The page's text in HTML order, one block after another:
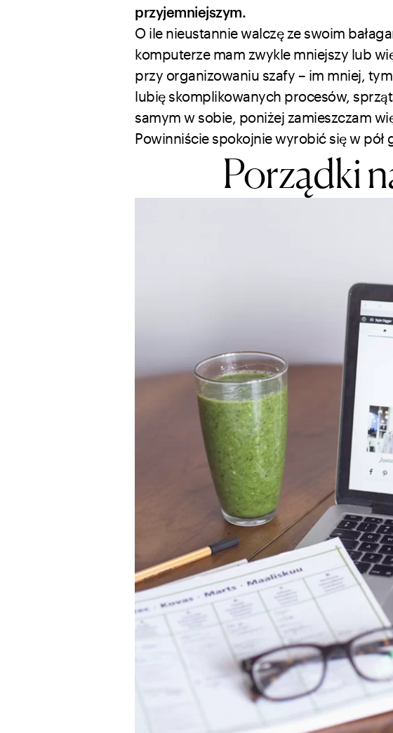
przyjemniejszym.
O ile nieustannie walczę ze swoim
komputerze mam zwykle mniejszy lub
przy organizowaniu szafy – im mniej,
lubię skomplikowanych procesów,
samym w sobie, poniżej zamieszczam
Powinniście spokojnie wyrobić się w pół
Porządki